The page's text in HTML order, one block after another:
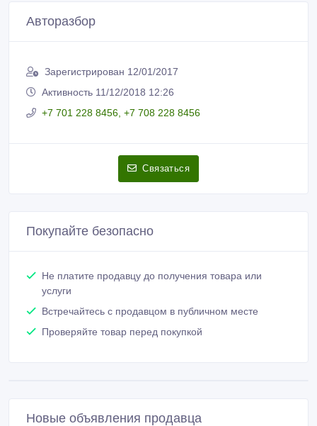
Авторазбор
Зарегистрирован 12/01/2017
Активность 11/12/2018 12:26
+7 701 228 8456, +7 708 228 8456
Связаться
Покупайте безопасно
Не платите продавцу до получения товара или
услуги
Встречайтесь с продавцом в публичном месте
Проверяйте товар перед покупкой
Новые объявления продавца